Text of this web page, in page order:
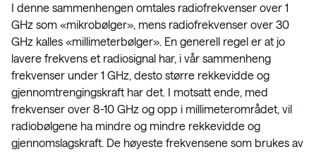
I denne sammenhengen omtales radiofrekvenser over 1
GHz som «mikrobølger», mens radiofrekvenser over 30
GHz kalles «millimeterbølger». En generell regel er at jo
lavere frekvens et radiosignal har, i vår sammenheng
frekvenser under 1 GHz, desto større rekkevidde og
gjennomtrengingskraft har det. I motsatt ende, med
frekvenser over 8-10 GHz og opp i millimeterområdet, vil
radiobølgene ha mindre og mindre rekkevidde og
gjennomslagskraft. De høyeste frekvensene som brukes av